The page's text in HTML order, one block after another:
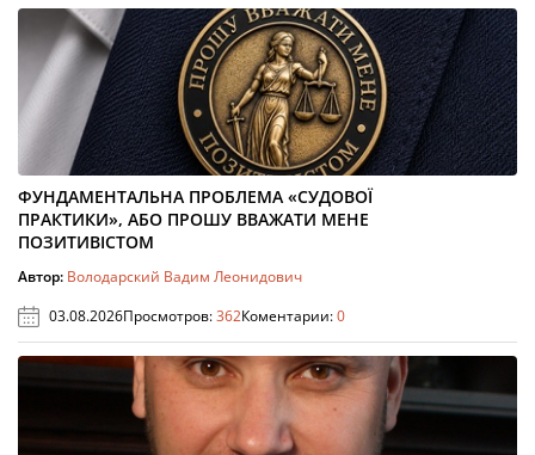
ФУНДАМЕНТАЛЬНА ПРОБЛЕМА «СУДОВОЇ
ПРАКТИКИ», АБО ПРОШУ ВВАЖАТИ МЕНЕ
ПОЗИТИВІСТОМ
Автор: Володарский Вадим Леонидович
03.08.2026Просмотров:362Коментарии:0